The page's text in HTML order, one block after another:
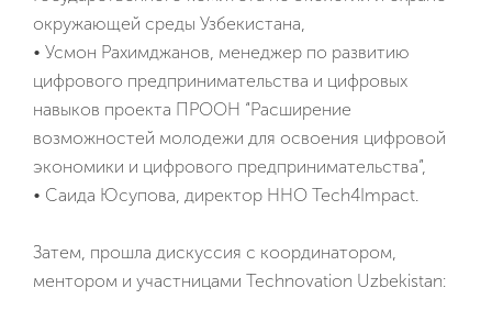
окружающей среды Узбекистана,
• Усмон Рахимджанов, менеджер по развитию
цифрового предпринимательства и цифровых
навыков проекта ПРООН “Расширение
возможностей молодежи для освоения цифровой
экономики и цифрового предпринимательства”,
• Саида Юсупова, директор ННО Tech4Impact.
Затем, прошла дискуссия с координатором,
ментором и участницами Technovation Uzbekistan: